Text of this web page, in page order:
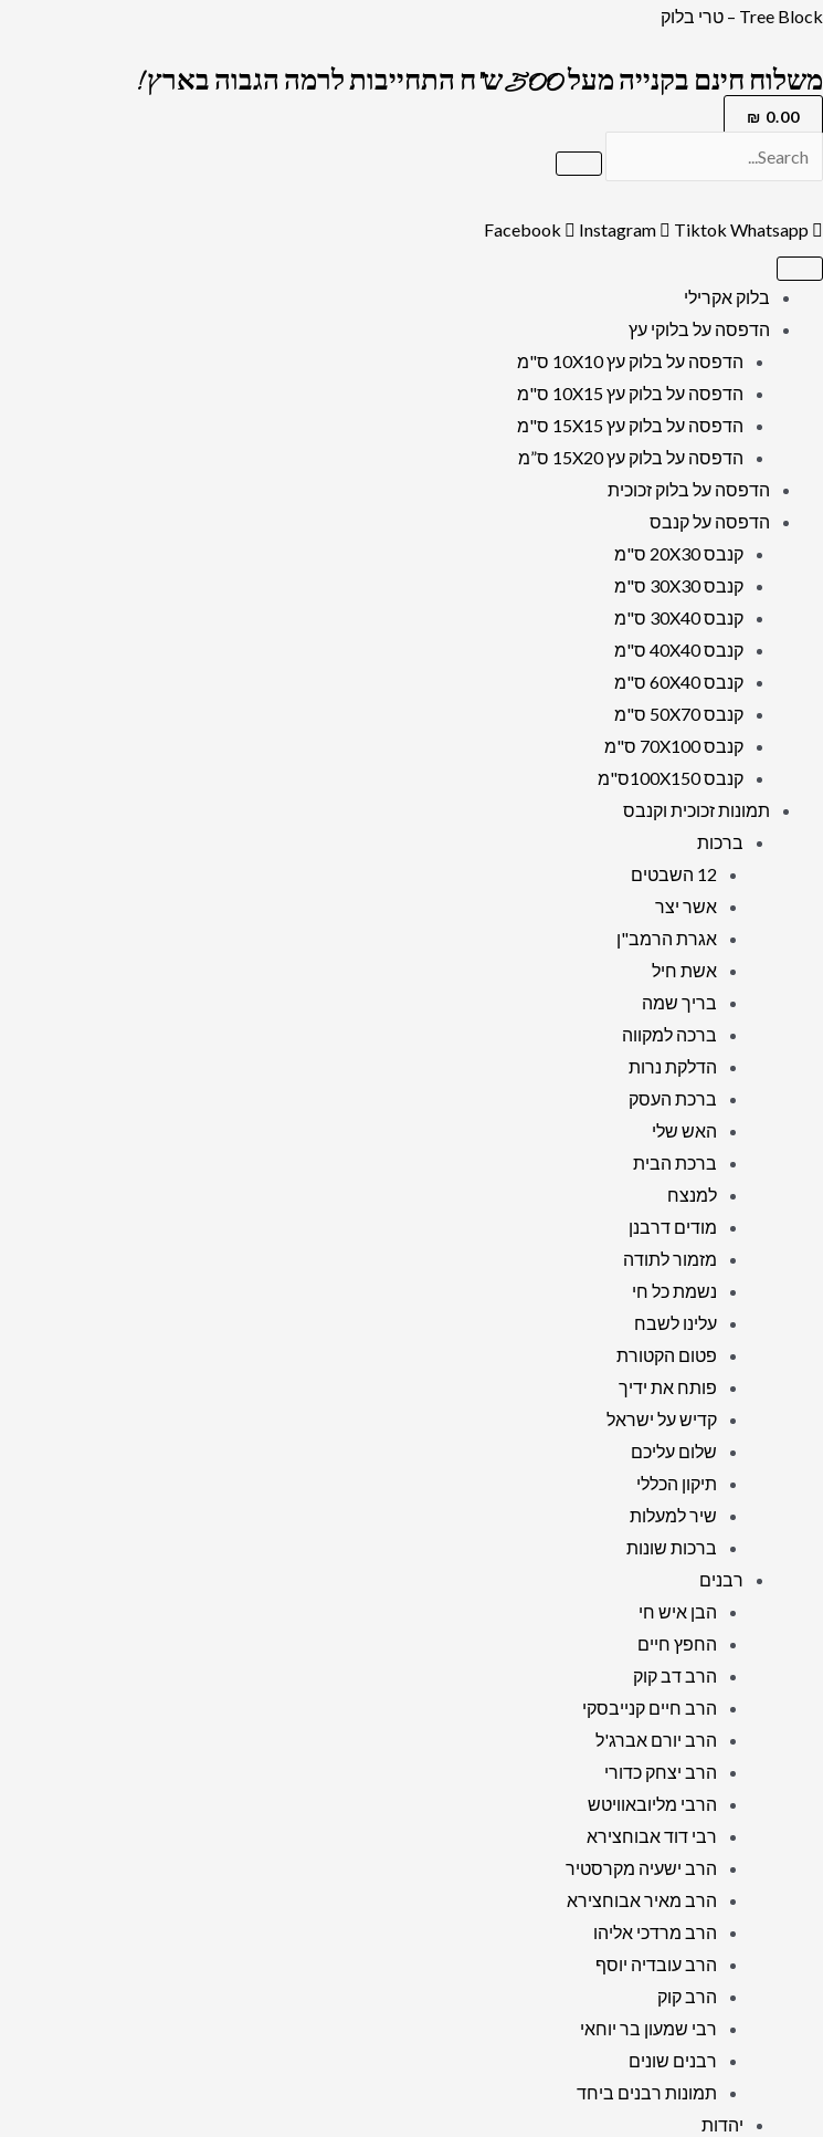
דילוג
Tree Block – טרי בלוק
משלוח חינם בקנייה מעל 500 ש"ח התחייבות לרמה הגבוה בארץ !
0.00
₪
Facebook Instagram Tiktok Whatsapp
בלוק אקרילי
הדפסה על בלוקי עץ
הדפסה על בלוק עץ 10X10 ס"מ
הדפסה על בלוק עץ 10X15 ס"מ
הדפסה על בלוק עץ 15X15 ס"מ
הדפסה על בלוק עץ 15X20 ס”מ
הדפסה על בלוק זכוכית
הדפסה על קנבס
קנבס 20X30 ס"מ
קנבס 30X30 ס"מ
קנבס 30X40 ס"מ
קנבס 40X40 ס"מ
קנבס 60X40 ס"מ
קנבס 50X70 ס"מ
קנבס 70X100 ס"מ
קנבס 100X150ס"מ
תמונות זכוכית וקנבס
ברכות
12 השבטים
אשר יצר
אגרת הרמב"ן
אשת חיל
בריך שמה
ברכה למקווה
הדלקת נרות
ברכת העסק
האש שלי
ברכת הבית
למנצח
מודים דרבנן
מזמור לתודה
נשמת כל חי
עלינו לשבח
פטום הקטורת
פותח את ידיך
קדיש על ישראל
שלום עליכם
תיקון הכללי
שיר למעלות
ברכות שונות
רבנים
הבן איש חי
החפץ חיים
הרב דב קוק
הרב חיים קנייבסקי
הרב יורם אברג'ל
הרב יצחק כדורי
הרבי מליובאוויטש
רבי דוד אבוחצירא
הרב ישעיה מקרסטיר
הרב מאיר אבוחצירא
הרב מרדכי אליהו
הרב עובדיה יוסף
הרב קוק
רבי שמעון בר יוחאי
רבנים שונים
תמונות רבנים ביחד
יהדות
כמות
2606
פטום
מלבנית
על
קנבס
או
זכוכית
מחוסמת